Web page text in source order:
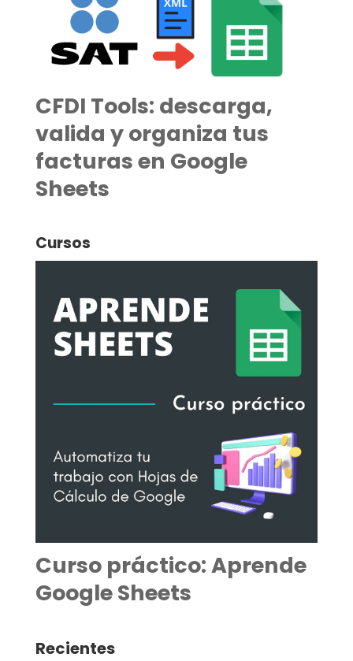
CFDI Tools: descarga,
valida y organiza tus
facturas en Google
Sheets
Cursos
Curso práctico: Aprende
Google Sheets
Recientes